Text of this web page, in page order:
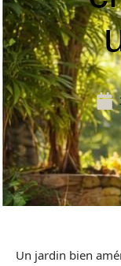
Un jardin bien